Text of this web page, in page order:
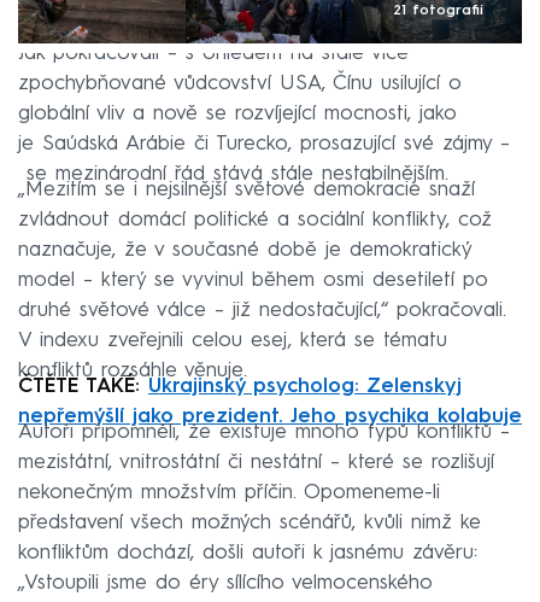
21 fotografií
Jak pokračovali – s ohledem na stále více
zpochybňované vůdcovství USA, Čínu usilující o
globální vliv a nově se rozvíjející mocnosti, jako
je Saúdská Arábie či Turecko, prosazující své zájmy –
se mezinárodní řád stává stále nestabilnějším.
„Mezitím se i nejsilnější světové demokracie snaží
zvládnout domácí politické a sociální konflikty, což
naznačuje, že v současné době je demokratický
model – který se vyvinul během osmi desetiletí po
druhé světové válce – již nedostačující,“ pokračovali.
V indexu zveřejnili celou esej, která se tématu
konfliktů rozsáhle věnuje.
ČTĚTE TAKÉ: Ukrajinský psycholog: Zelenskyj
nepřemýšlí jako prezident. Jeho psychika kolabuje
Autoři připomněli, že existuje mnoho typů konfliktů –
mezistátní, vnitrostátní či nestátní – které se rozlišují
nekonečným množstvím příčin. Opomeneme-li
představení všech možných scénářů, kvůli nimž ke
konfliktům dochází, došli autoři k jasnému závěru:
„Vstoupili jsme do éry sílícího velmocenského